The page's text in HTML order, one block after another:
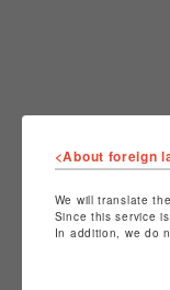
<About foreign
We will translate
Since this service
In addition, we do